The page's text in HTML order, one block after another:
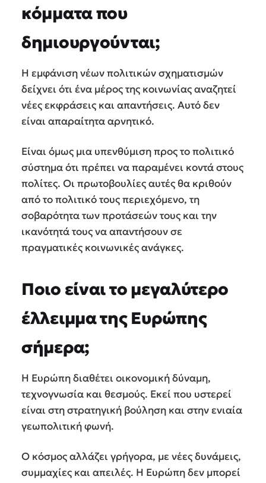
κόμματα που
δημιουργούνται;
Η εμφάνιση νέων πολιτικών σχηματισμών
δείχνει ότι ένα μέρος της κοινωνίας αναζητεί
νέες εκφράσεις και απαντήσεις. Αυτό δεν
είναι απαραίτητα αρνητικό.
Είναι όμως μια υπενθύμιση προς το πολιτικό
σύστημα ότι πρέπει να παραμένει κοντά στους
πολίτες. Οι πρωτοβουλίες αυτές θα κριθούν
από το πολιτικό τους περιεχόμενο, τη
σοβαρότητα των προτάσεών τους και την
ικανότητά τους να απαντήσουν σε
πραγματικές κοινωνικές ανάγκες.
Ποιο είναι το μεγαλύτερο
έλλειμμα της Ευρώπης
σήμερα;
Η Ευρώπη διαθέτει οικονομική δύναμη,
τεχνογνωσία και θεσμούς. Εκεί που υστερεί
είναι στη στρατηγική βούληση και στην ενιαία
γεωπολιτική φωνή.
Ο κόσμος αλλάζει γρήγορα, με νέες δυνάμεις,
συμμαχίες και απειλές. Η Ευρώπη δεν μπορεί